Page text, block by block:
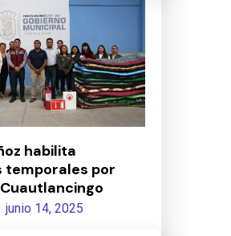
habilita
temporales por
junio 14, 2025